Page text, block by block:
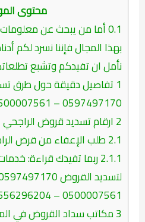
محتوى
0.1أما من يبحث عن
بهذا المجال فإننا نسرد لكم
نأمل ان تفيدكم وتشبع
1 تفاصيل دقيقة حول طرق
0597497170 – 0500007561 – 0556296204
2 ارقام تسديد قروض الراجحي
2.1طلب الإعفاء من قرض
2.1.1ربما تفيدك قراءة:
0500007561 – 0556296204
3مكاتب سداد القروض في